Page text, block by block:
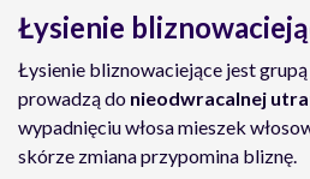
Łysienie
Łysienie bliznowaciejące jest
prowadzą do nieodwracalnej
wypadnięciu włosa mieszek
skórze zmiana przypomina bliznę.